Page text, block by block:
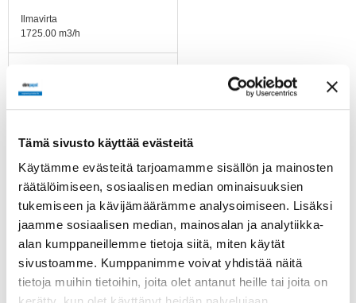
Tämä sivusto käyttää evästeitä
Käytämme evästeitä tarjoamamme sisällön ja mainosten
räätälöimiseen, sosiaalisen median ominaisuuksien
tukemiseen ja kävijämäärämme analysoimiseen. Lisäksi
jaamme sosiaalisen median, mainosalan ja analytiikka-
alan kumppaneillemme tietoja siitä, miten käytät
sivustoamme. Kumppanimme voivat yhdistää näitä
tietoja muihin tietoihin, joita olet antanut heille tai joita on
Ilmavirta
1725.00 m3/h
59,4 l/s
-25 ...+50°C
Moottorin tyyppi
Moottorin malli
Energiatehokas EC-
moottori integroidulla
elektroniikalla.
Kierrosluvun säätö 0-10